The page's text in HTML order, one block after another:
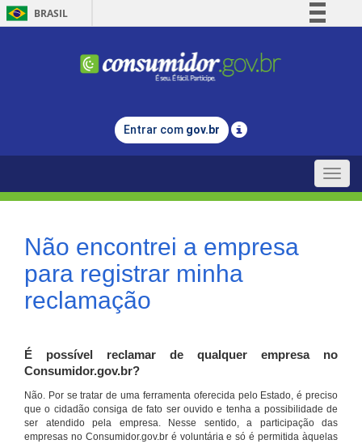
BRASIL
Comunica BR
Legislação
Entrar com gov.br
Toggle
Não encontrei a empresa
para registrar minha
reclamação
É possível reclamar de qualquer empresa no
Consumidor.gov.br?
Não. Por se tratar de uma ferramenta oferecida pelo Estado, é preciso
que o cidadão consiga de fato ser ouvido e tenha a possibilidade de
ser atendido pela empresa. Nesse sentido, a participação das
empresas no Consumidor.gov.br é voluntária e só é permitida àquelas